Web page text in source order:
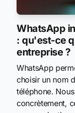
WhatsApp
: qu'est-ce
entreprise ?
WhatsApp
choisir un nom
téléphone.
concrètement,